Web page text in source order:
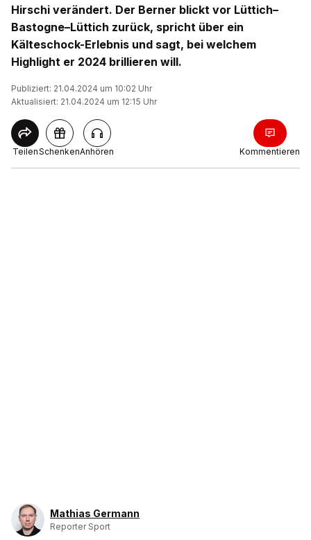
Hirschi verändert. Der Berner blickt vor Lüttich–
Bastogne–Lüttich zurück, spricht über ein
Kälteschock-Erlebnis und sagt, bei welchem
Highlight er 2024 brillieren will.
Publiziert: 21.04.2024 um 10:02 Uhr
Aktualisiert: 21.04.2024 um 12:15 Uhr
TeilenSchenkenAnhören Kommentieren
Mathias Germann
Reporter Sport